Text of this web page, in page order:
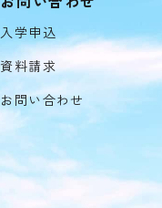
入学申込
資料請求
お問い合わせ